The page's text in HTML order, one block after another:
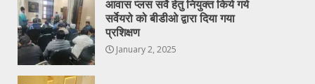
आवास प्लस सर्वे हेतु नियुक्त किये गये
सर्वेयरो को बीडीओ द्वारा दिया गया
प्रशिक्षण
January 2, 2025